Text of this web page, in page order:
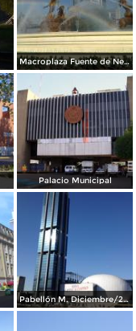
Macroplaza Fuente de Neptuno
Palacio Municipal
Pabellón M. Diciembre/2016